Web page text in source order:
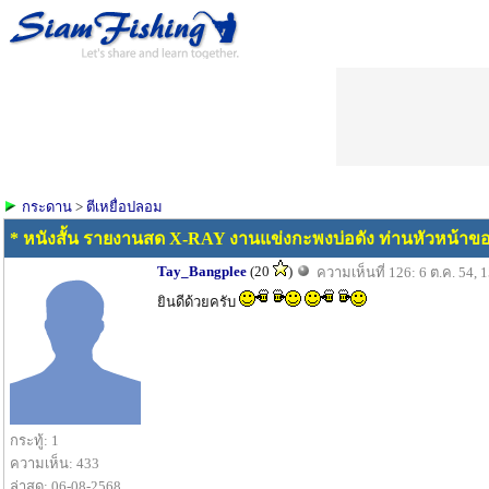
กระดาน > ตีเหยื่อปลอม
* หนังสั้น รายงานสด X-RAY งานแข่งกะพงบ่อดัง ท่านหัวหน้าข
กระทู้: 1
ความเห็น: 433
Tay_Bangplee (20 )
ความเห็นที่ 126: 6 ต.ค. 54,
ยินดีด้วยครับ